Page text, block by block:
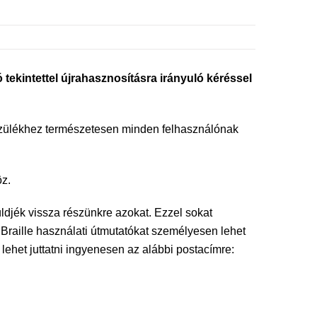
újrahasznosításra irányuló kéréssel
természetesen minden felhasználónak
vissza részünkre azokat. Ezzel sokat
használati útmutatókat személyesen lehet
juttatni ingyenesen az alábbi postacímre: